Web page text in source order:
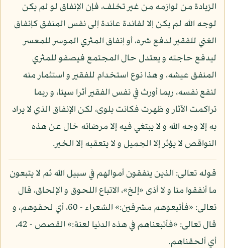
الزيادة من لوازمه من غير تخلف، فإن الإنفاق لو لم يكن
لوجه الله لم يكن إلا لفائدة عائدة إلى نفس المنفق كإنفاق
الغني للفقير لدفع شره، أو إنفاق المثري الموسر للمعسر
ليدفع حاجته و يعتدل حال المجتمع فيصفو للمثري
المنفق عيشه، و هذا نوع استخدام للفقير و استثمار منه
لنفع نفسه، ربما أورث في نفس الفقير أثرا سيئا، و ربما
تراكمت الآثار و ظهرت فكانت بلوى، لكن الإنفاق الذي لا يراد
به إلا وجه الله و لا يبتغي فيه إلا مرضاته خال عن هذه
النواقص لا يؤثر إلا الجميل و لا يتعقبه إلا الخير.
قوله تعالى: الذين ينفقون أموالهم في سبيل الله ثم لا يتبعون
ما أنفقوا منا و لا أذى «إلخ»، الاتباع اللحوق و الإلحاق، قال
تعالى: «فأتبعوهم مشرقين:» الشعراء - 60، أي لحقوهم، و
قال تعالى: «فأتبعناهم في هذه الدنيا لعنة:» القصص - 42،
أي ألحقناهم.